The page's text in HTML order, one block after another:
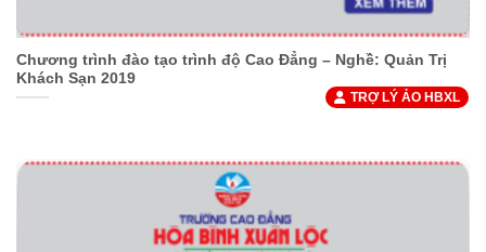
Chương trình đào tạo trình độ Cao Đẳng – Nghề: Quản Trị
Khách Sạn 2019
TRỢ LÝ ẢO HBXL